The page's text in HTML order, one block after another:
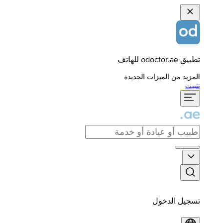
تطبيق odoctor.ae للهاتف
المزيد من الميزات الجديدة
تثبيت
تسجيل الدخول